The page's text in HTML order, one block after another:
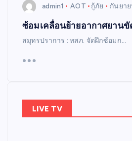
admin1 AOT กู้ภัย กันยาย
ซ้อมเคลื่อนย้ายอากาศยานขั
สมุทรปราการ : ทสภ. จัดฝึกซ้อมก…
LIVE TV